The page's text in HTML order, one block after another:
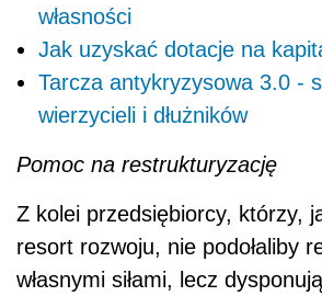
własności
Jak uzyskać dotacje na
Tarcza antykryzysowa 3.0 -
wierzycieli i dłużników
Pomoc na restrukturyzację
Z kolei przedsiębiorcy, którzy,
resort rozwoju, nie podołaliby
własnymi siłami, lecz